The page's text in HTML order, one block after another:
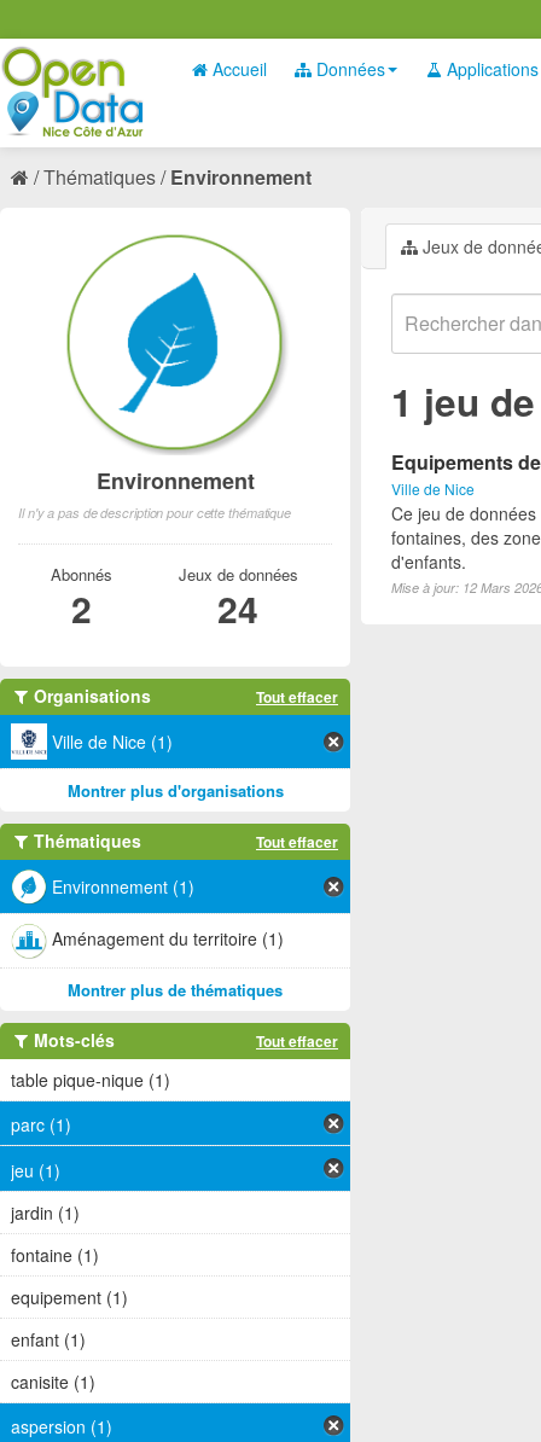
Accueil Données Applications
Thématiques Environnement
Jeux de
1 jeu
Equipements
Ville de Nice
Ce jeu de
fontaines, des
d'enfants.
Mise à jour: 12 Mars
Environnement
Il n'y a pas de description pour cette thématique
Abonnés
2
Jeux de données
24
Organisations Tout effacer
Ville de Nice (1)
Montrer plus d'organisations
Thématiques Tout effacer
Environnement (1)
Aménagement du territoire (1)
Montrer plus de thématiques
Mots-clés Tout effacer
table pique-nique (1)
parc (1)
jeu (1)
jardin (1)
fontaine (1)
equipement (1)
enfant (1)
canisite (1)
aspersion (1)